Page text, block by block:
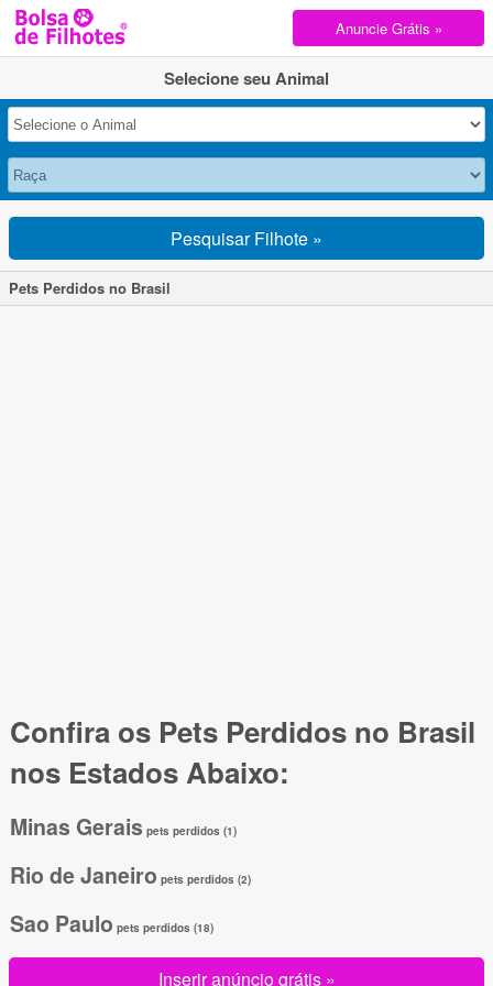
Anuncie Grátis »
Selecione seu Animal
Pesquisar Filhote »
Pets Perdidos no Brasil
Confira os Pets Perdidos no Brasil
nos Estados Abaixo:
Minas Gerais pets perdidos (1)
Rio de Janeiro pets perdidos (2)
Sao Paulo pets perdidos (18)
Inserir anúncio grátis »